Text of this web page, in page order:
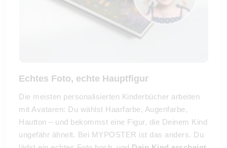
Echtes Foto, echte Hauptfigur
Die meisten personalisierten Kinderbücher arbeiten
mit Avataren: Du wählst Haarfarbe, Augenfarbe,
Hautton – und bekommst eine Figur, die Deinem Kind
ungefähr ähnelt. Bei MYPOSTER ist das anders. Du